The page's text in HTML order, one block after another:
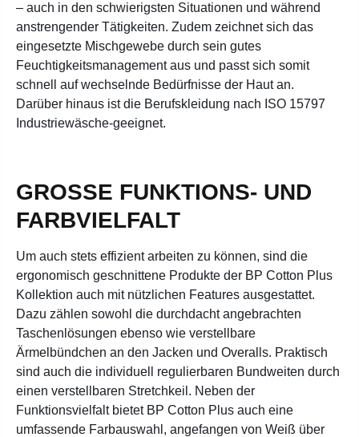
– auch in den schwierigsten Situationen und während
anstrengender Tätigkeiten. Zudem zeichnet sich das
eingesetzte Mischgewebe durch sein gutes
Feuchtigkeitsmanagement aus und passt sich somit
schnell auf wechselnde Bedürfnisse der Haut an.
Darüber hinaus ist die Berufskleidung nach ISO 15797
Industriewäsche-geeignet.
GROSSE FUNKTIONS- UND F
ARBVIELFALT
Um auch stets effizient arbeiten zu können, sind die
ergonomisch geschnittene Produkte der BP Cotton Plus
Kollektion auch mit nützlichen Features ausgestattet.
Dazu zählen sowohl die durchdacht angebrachten
Taschenlösungen ebenso wie verstellbare
Ärmelbündchen an den Jacken und Overalls. Praktisch
sind auch die individuell regulierbaren Bundweiten durch
einen verstellbaren Stretchkeil. Neben der
Funktionsvielfalt bietet BP Cotton Plus auch eine
umfassende Farbauswahl, angefangen von Weiß über